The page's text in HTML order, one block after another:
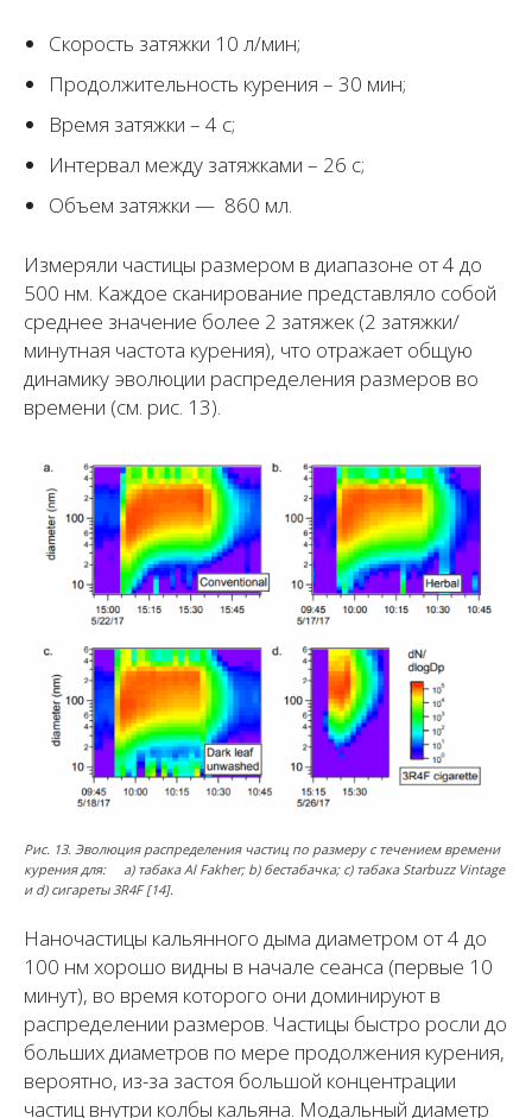
Скорость затяжки 10 л/мин;
Продолжительность курения – 30 мин;
Время затяжки – 4 с;
Интервал между затяжками – 26 с;
Объем затяжки — 860 мл.
Измеряли частицы размером в диапазоне от 4 до
500 нм. Каждое сканирование представляло собой
среднее значение более 2 затяжек (2 затяжки/
минутная частота курения), что отражает общую
динамику эволюции распределения размеров во
времени (см. рис. 13).
Рис. 13. Эволюция распределения частиц по размеру с течением времени
курения для: a) табака Al Fakher; b) бестабачка; c) табака Starbuzz Vintage
и d) сигареты 3R4F [14].
Наночастицы кальянного дыма диаметром от 4 до
100 нм хорошо видны в начале сеанса (первые 10
минут), во время которого они доминируют в
распределении размеров. Частицы быстро росли до
больших диаметров по мере продолжения курения,
вероятно, из-за застоя большой концентрации
частиц внутри колбы кальяна. Модальный диаметр